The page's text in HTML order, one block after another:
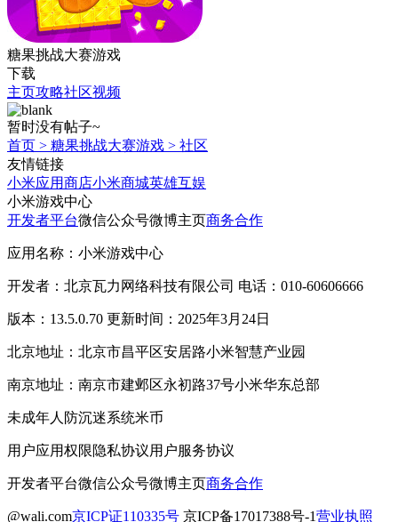
糖果挑战大赛游戏
下载
主页攻略社区视频
暂时没有帖子~
首页 > 糖果挑战大赛游戏 > 社区
友情链接
小米应用商店小米商城英雄互娱
小米游戏中心
开发者平台微信公众号微博主页商务合作
应用名称：小米游戏中心
开发者：北京瓦力网络科技有限公司 电话：010-60606666
版本：13.5.0.70 更新时间：2025年3月24日
北京地址：北京市昌平区安居路小米智慧产业园
南京地址：南京市建邺区永初路37号小米华东总部
未成年人防沉迷系统米币
用户应用权限隐私协议用户服务协议
开发者平台微信公众号微博主页商务合作
@wali.com京ICP证110335号 京ICP备17017388号-1营业执照